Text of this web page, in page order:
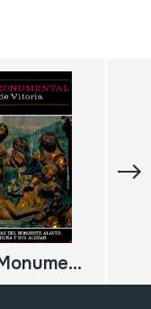
Catalogo Monumental. Diocesis de Vitoria. Vertientes cantabricas del noroeste alaves. La ciudad de Orduña y sus aldeas;